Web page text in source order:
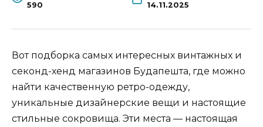
590 14.11.2025
Вот подборка самых интересных винтажных и
секонд-хенд магазинов Будапешта, где можно
найти качественную ретро-одежду,
уникальные дизайнерские вещи и настоящие
стильные сокровища. Эти места — настоящая